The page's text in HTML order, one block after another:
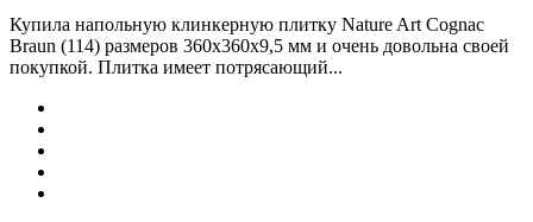
Купила напольную клинкерную плитку Nature Art Cognac
Braun (114) размеров 360x360x9,5 мм и очень довольна своей
покупкой. Плитка имеет потрясающий...